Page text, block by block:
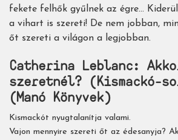
fekete felhők gyűlnek az égre…
a vihart is szereti! De nem jobban,
őt szereti a világon a legjobban.
Catherina Leblanc:
szeretnél? (Kismackó-
(Manó Könyvek)
Kismackót nyugtalanítja valami.
Vajon mennyire szereti őt az édesanyja?